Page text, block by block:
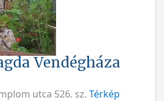
Vendégháza
utca 526. sz. Térkép